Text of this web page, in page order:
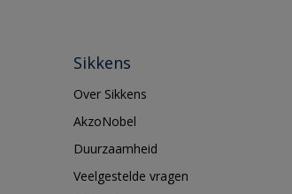
Sikkens
Over Sikkens
AkzoNobel
Duurzaamheid
Veelgestelde vragen